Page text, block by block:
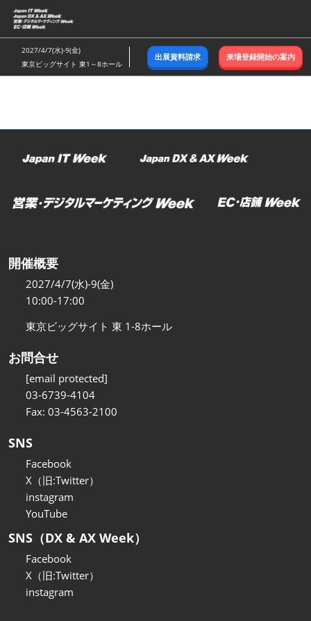
ス
キ
ッ
し
む
2027/4/7(水)-9(金)
東京ビッグサイト 東1～8ホール
出展資料請求 来場登録開始の案内
開催概要
2027/4/7(水)-9(金)
10:00-17:00
東京ビッグサイト 東 1-8ホール
お問合せ
[email protected]
03-6739-4104
Fax: 03-4563-2100
SNS
Facebook
X（旧:Twitter）
instagram
YouTube
SNS（DX & AX Week）
Facebook
X（旧:Twitter）
instagram